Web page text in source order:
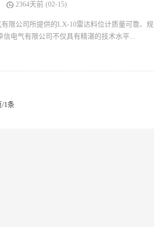
2364天前 (02-15)
限公司所提供的LX-10雷达料位计质量可靠、规
信电气有限公司不仅具有精湛的技术水平...
/1条